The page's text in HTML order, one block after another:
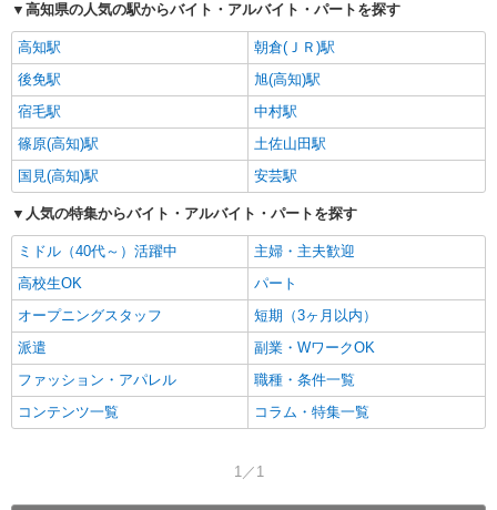
高知県の人気の駅からバイト・アルバイト・パートを探す
高知駅
朝倉(ＪＲ)駅
後免駅
旭(高知)駅
宿毛駅
中村駅
篠原(高知)駅
土佐山田駅
国見(高知)駅
安芸駅
人気の特集からバイト・アルバイト・パートを探す
ミドル（40代～）活躍中
主婦・主夫歓迎
高校生OK
パート
オープニングスタッフ
短期（3ヶ月以内）
派遣
副業・WワークOK
ファッション・アパレル
職種・条件一覧
コンテンツ一覧
コラム・特集一覧
1／1